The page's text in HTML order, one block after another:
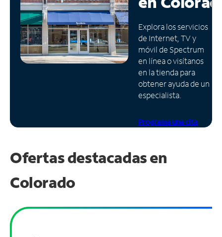
Administrar
cuenta
Encuentra
una
tienda
Explora los servicios
de Internet, TV y
móvil de Spectrum
en línea o visítanos
en la tienda para
obtener ayuda de un
especialista.
Programa una cita
Ofertas destacadas en
Colorado